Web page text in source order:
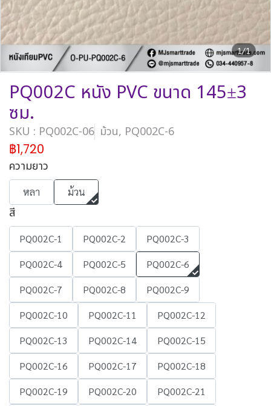
1/1
PQ002C หนัง PVC ขนาด 145±3
ซม.
SKU : PQ002C-06 ม้วน, PQ002C-6
฿1,720
ความยาว
หลา ม้วน
สี
PQ002C-1 PQ002C-2
PQ002C-3
PQ002C-4
PQ002C-5
PQ002C-6
PQ002C-7
PQ002C-8
PQ002C-9
PQ002C-10
PQ002C-11
PQ002C-12
PQ002C-13
PQ002C-14
PQ002C-15
PQ002C-16
PQ002C-17
PQ002C-18
PQ002C-19
PQ002C-20
PQ002C-21